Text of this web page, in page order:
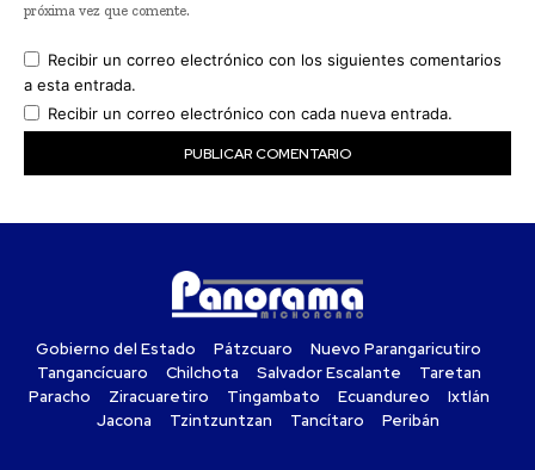
próxima vez que comente.
Recibir un correo electrónico con los siguientes comentarios
a esta entrada.
Recibir un correo electrónico con cada nueva entrada.
Gobierno del Estado Pátzcuaro
Nuevo Parangaricutiro
Tangancícuaro
Chilchota Salvador Escalante
Taretan
Paracho
Ziracuaretiro Tingambato Ecuandureo
Ixtlán
Jacona
Tzintzuntzan Tancítaro Peribán